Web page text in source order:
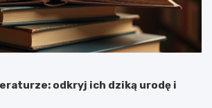
odkryj ich dziką urodę i